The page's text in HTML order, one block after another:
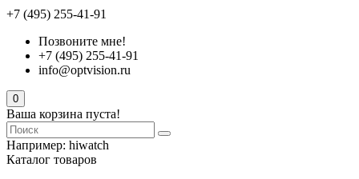
+7 (495) 255-41-91
Позвоните мне!
+7 (495) 255-41-91
info@optvision.ru
0
Ваша корзина пуста!
Например: hiwatch
Каталог товаров